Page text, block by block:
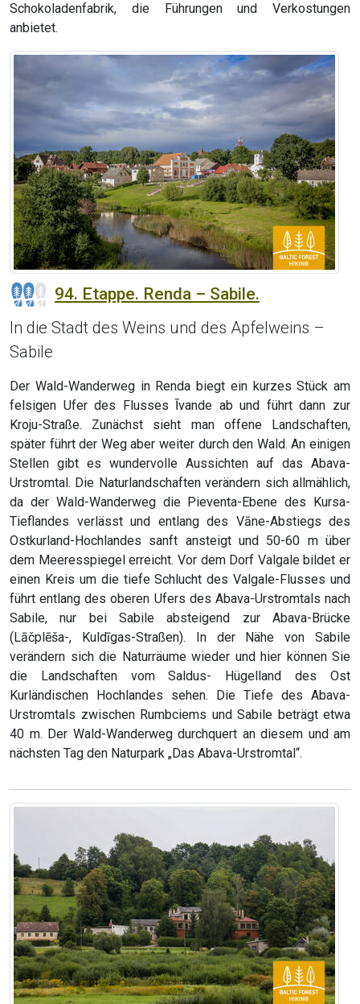
Schokoladenfabrik, die Führungen und Verkostungen
anbietet.
94. Etappe. Renda – Sabile.
In die Stadt des Weins und des Apfelweins –
Sabile
Der Wald-Wanderweg in Renda biegt ein kurzes Stück am
felsigen Ufer des Flusses Īvande ab und führt dann zur
Kroju-Straße. Zunächst sieht man offene Landschaften,
später führt der Weg aber weiter durch den Wald. An einigen
Stellen gibt es wundervolle Aussichten auf das Abava-
Urstromtal. Die Naturlandschaften verändern sich allmählich,
da der Wald-Wanderweg die Pieventa-Ebene des Kursa-
Tieflandes verlässt und entlang des Vāne-Abstiegs des
Ostkurland-Hochlandes sanft ansteigt und 50-60 m über
dem Meeresspiegel erreicht. Vor dem Dorf Valgale bildet er
einen Kreis um die tiefe Schlucht des Valgale-Flusses und
führt entlang des oberen Ufers des Abava-Urstromtals nach
Sabile, nur bei Sabile absteigend zur Abava-Brücke
(Lāčplēša-, Kuldīgas-Straßen). In der Nähe von Sabile
verändern sich die Naturräume wieder und hier können Sie
die Landschaften vom Saldus- Hügelland des Ost
Kurländischen Hochlandes sehen. Die Tiefe des Abava-
Urstromtals zwischen Rumbciems und Sabile beträgt etwa
40 m. Der Wald-Wanderweg durchquert an diesem und am
nächsten Tag den Naturpark „Das Abava-Urstromtal“.